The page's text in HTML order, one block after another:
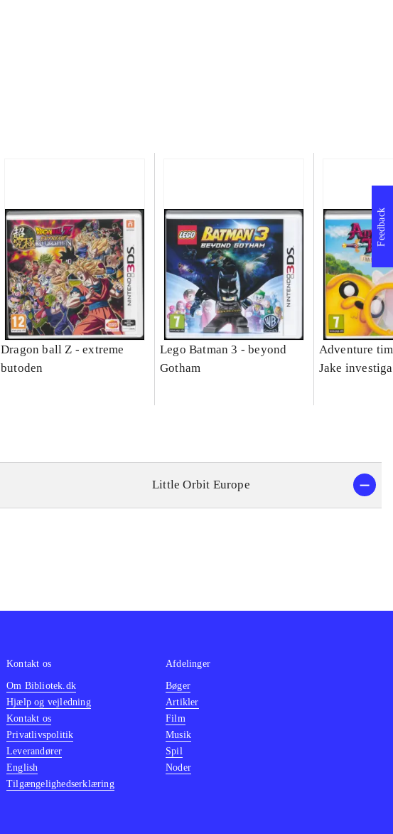
Dragon ball Z - extreme
butoden
Lego Batman 3 - beyond
Gotham
Adventure
Jake
Little Orbit Europe
Feedback
Kontakt os
Om Bibliotek.dk
Hjælp og vejledning
Kontakt os
Privatlivspolitik
Leverandører
English
Tilgængelighedserklæring
Afdelinger
Bøger
Artikler
Film
Musik
Spil
Noder